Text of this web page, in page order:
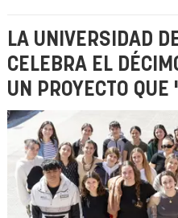
LA UNIVERSIDAD
CELEBRA EL
UN PROYECTO